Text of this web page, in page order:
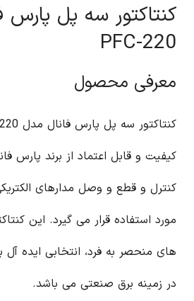
کنتاکتور سه پل پارس
PFC-220
معرفی محصول
کیفیت و قابل اعتماد از برند پارس
کنترل و قطع و وصل مدارهای
مورد استفاده قرار می گیرد. این
های منحصر به فرد، انتخابی ایده آل
در زمینه برق صنعتی می باشد.